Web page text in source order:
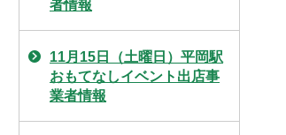
者情報
11月15日（土曜日）平岡駅
おもてなしイベント出店事
業者情報